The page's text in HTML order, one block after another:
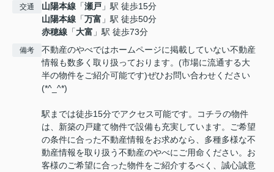
交通 山陽本線 「瀬戸 」駅 徒歩15分
山陽本線 「万富 」駅 徒歩50分
赤穂線 「大富 」駅 徒歩73分
備考
不動産のやべではホームページに掲載していない不動産
情報も数多く取り扱っております。(市場に流通する大
半の物件をご紹介可能です)ぜひお問い合わせください
(*^_^*)
駅までは徒歩15分でアクセス可能です。コチラの物件
は、新築の戸建て物件で設備も充実しています。ご希望
の条件に合った不動産情報をお求めなら、多種多様な不
動産情報を取り扱う不動産のやべにご用命ください。お
客様のご希望に合った物件をご紹介するべく、誠心誠意